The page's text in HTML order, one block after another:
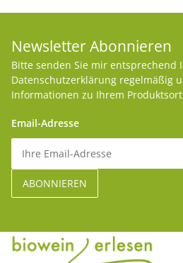
Newsletter Abonnieren
Bitte senden Sie mir entsprechend
Datenschutzerklärung regelmäßig
Informationen zu Ihrem
Email-Adresse